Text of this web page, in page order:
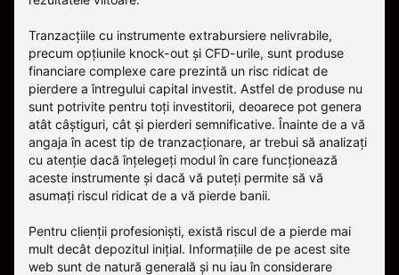
Tranzacțiile cu instrumente extrabursiere nelivrabile,
precum opțiunile knock-out și CFD-urile, sunt produse
financiare complexe care prezintă un risc ridicat de
pierdere a întregului capital investit. Astfel de produse nu
sunt potrivite pentru toți investitorii, deoarece pot genera
atât câștiguri, cât și pierderi semnificative. Înainte de a vă
angaja în acest tip de tranzacționare, ar trebui să analizați
cu atenție dacă înțelegeți modul în care funcționează
aceste instrumente și dacă vă puteți permite să vă
asumați riscul ridicat de a vă pierde banii.
Pentru clienții profesioniști, există riscul de a pierde mai
mult decât depozitul inițial. Informațiile de pe acest site
web sunt de natură generală și nu iau în considerare